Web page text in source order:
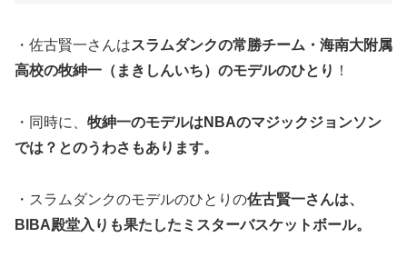
・佐古賢一さんはスラムダンクの常勝チーム・海南大附属
高校の牧紳一（まきしんいち）のモデルのひとり ！
・同時に、 牧紳一のモデルはNBAのマジックジョンソン
では？とのうわさもあります。
・スラムダンクのモデルのひとりの佐古賢一さんは、
BIBA殿堂入りも果たしたミスターバスケットボール。